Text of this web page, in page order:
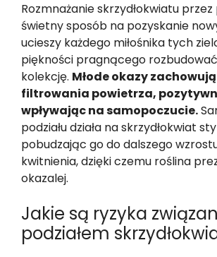
Rozmnażanie skrzydłokwiatu przez
świetny sposób na pozyskanie
ucieszy każdego miłośnika tych
piękności pragnącego
kolekcję. Młode okazy
filtrowania powietrza,
wpływając na samopoczucie.
podziału działa na skrzydłokwiat
pobudzając go do dalszego
kwitnienia, dzięki czemu roślina
okazalej.
Jakie są ryzyka
podziałem